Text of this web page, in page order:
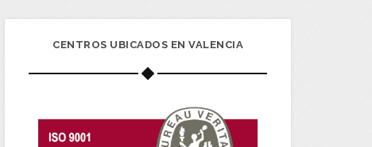
CENTROS UBICADOS EN VALENCIA